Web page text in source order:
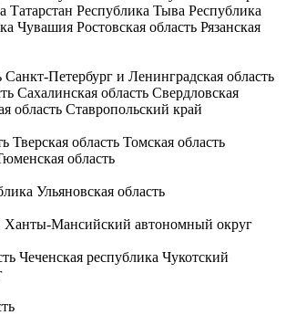
Татарстан Республика Тыва Республика
Чувашия Ростовская область Рязанская
Санкт-Петербург и Ленинградская область
Сахалинская область Свердловская
область Ставропольский край
Тверская область Томская область
область
Ульяновская область
Ханты-Мансийский автономный округ
Чеченская республика Чукотский